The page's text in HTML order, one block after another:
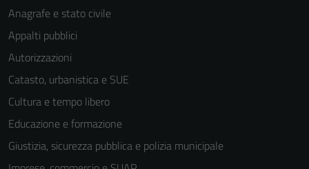
Anagrafe e stato civile
Appalti pubblici
Autorizzazioni
Catasto, urbanistica e SUE
Cultura e tempo libero
Educazione e formazione
Giustizia, sicurezza pubblica e polizia municipale